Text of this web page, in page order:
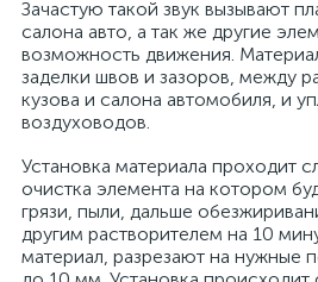
Зачастую такой звук вызывают
салона авто, а так же другие
возможность движения.
заделки швов и зазоров, между
кузова и салона автомобиля, и
воздуховодов.
Установка материала проходит
очистка элемента на котором
грязи, пыли, дальше
другим растворителем на 10
материал, разрезают на нужные